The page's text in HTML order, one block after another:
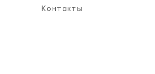
Контакты